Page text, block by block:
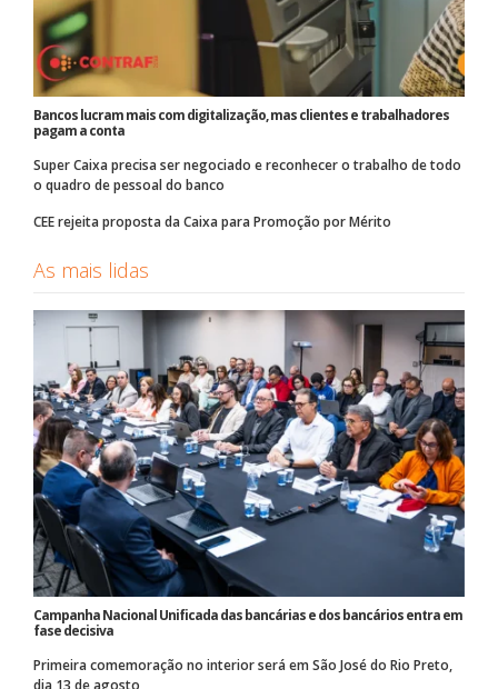
Bancos lucram mais com digitalização, mas clientes e trabalhadores
pagam a conta
Super Caixa precisa ser negociado e reconhecer o trabalho de todo
o quadro de pessoal do banco
CEE rejeita proposta da Caixa para Promoção por Mérito
As mais lidas
Campanha Nacional Unificada das bancárias e dos bancários entra em
fase decisiva
Primeira comemoração no interior será em São José do Rio Preto,